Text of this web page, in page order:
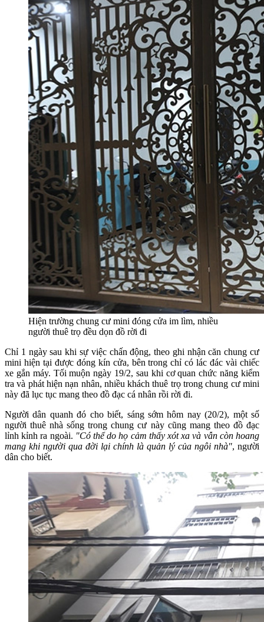
Hiện trường chung cư mini đóng cửa im lìm, nhiều
người thuê trọ đều dọn đồ rời đi
Chỉ 1 ngày sau khi sự việc chấn động, theo ghi nhận căn chung cư
mini hiện tại được đóng kín cửa, bên trong chỉ có lác đác vài chiếc
xe gắn máy. Tối muộn ngày 19/2, sau khi cơ quan chức năng kiểm
tra và phát hiện nạn nhân, nhiều khách thuê trọ trong chung cư mini
này đã lục tục mang theo đồ đạc cá nhân rồi rời đi.
Người dân quanh đó cho biết, sáng sớm hôm nay (20/2), một số
người thuê nhà sống trong chung cư này cũng mang theo đồ đạc
lỉnh kỉnh ra ngoài. "Có thể do họ cảm thấy xót xa và vẫn còn hoang
mang khi người qua đời lại chính là quản lý của ngôi nhà", người
dân cho biết.